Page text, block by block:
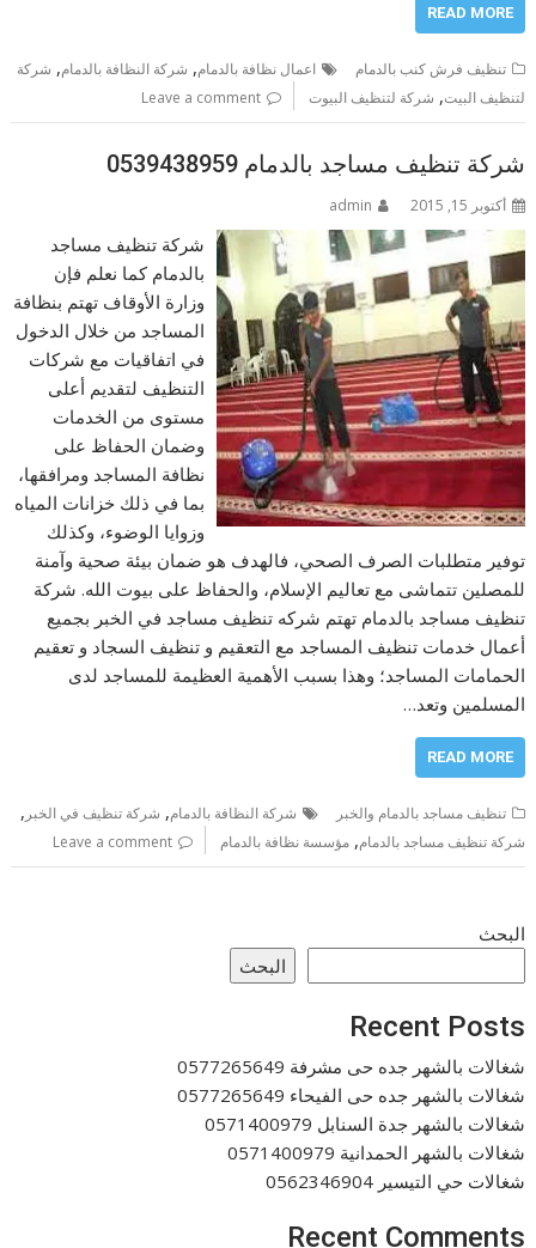
READ MORE
تنظيف فرش كنب بالدمام اعمال نظافة بالدمام, شركة النظافة بالدمام, شركة
لتنظيف البيت, شركة لتنظيف البيوت Leave a comment
شركة تنظيف مساجد بالدمام 0539438959
أكتوبر 15, 2015 admin
شركة تنظيف مساجد
بالدمام كما نعلم فإن
وزارة الأوقاف تهتم بنظافة
المساجد من خلال الدخول
في اتفاقيات مع شركات
التنظيف لتقديم أعلى
مستوى من الخدمات
وضمان الحفاظ على
نظافة المساجد ومرافقها،
بما في ذلك خزانات المياه
وزوايا الوضوء، وكذلك
توفير متطلبات الصرف الصحي، فالهدف هو ضمان بيئة صحية وآمنة
للمصلين تتماشى مع تعاليم الإسلام، والحفاظ على بيوت الله. شركة
تنظيف مساجد بالدمام تهتم شركه تنظيف مساجد في الخبر بجميع
أعمال خدمات تنظيف المساجد مع التعقيم و تنظيف السجاد و تعقيم
الحمامات المساجد؛ وهذا بسبب الأهمية العظيمة للمساجد لدى
المسلمين وتعد…
READ MORE
تنظيف مساجد بالدمام والخبر شركة النظافة بالدمام, شركة تنظيف في الخبر ,
شركة تنظيف مساجد بالدمام,مؤسسة نظافة بالدمام Leave a comment
البحث
البحث
Recent Posts
شغالات بالشهر جده حى مشرفة 0577265649
شغالات بالشهر جده حى الفيحاء 0577265649
شغالات بالشهر جدة السنابل 0571400979
شغالات بالشهر الحمدانية 0571400979
شغالات حي التيسير 0562346904
Recent Comments